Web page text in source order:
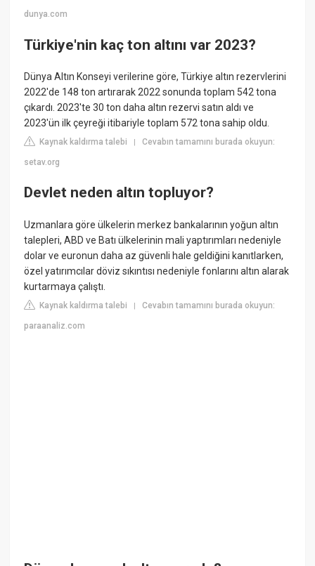
dunya.com
Türkiye'nin kaç ton altını var 2023?
Dünya Altın Konseyi verilerine göre, Türkiye altın rezervlerini
2022'de 148 ton artırarak 2022 sonunda toplam 542 tona
çıkardı. 2023'te 30 ton daha altın rezervi satın aldı ve
2023'ün ilk çeyreği itibariyle toplam 572 tona sahip oldu.
Kaynak kaldırma talebi |Cevabın tamamını burada okuyun:
setav.org
Devlet neden altın topluyor?
Uzmanlara göre ülkelerin merkez bankalarının yoğun altın
talepleri, ABD ve Batı ülkelerinin mali yaptırımları nedeniyle
dolar ve euronun daha az güvenli hale geldiğini kanıtlarken,
özel yatırımcılar döviz sıkıntısı nedeniyle fonlarını altın alarak
kurtarmaya çalıştı.
Kaynak kaldırma talebi |Cevabın tamamını burada okuyun:
paraanaliz.com